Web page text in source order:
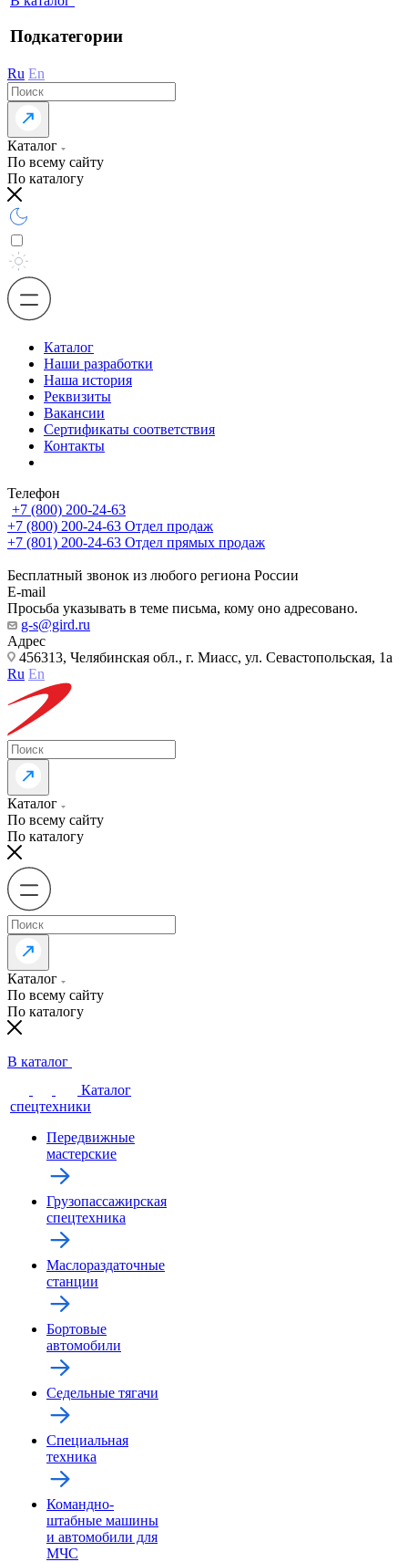
Подкатегории
Ru En
Каталог
По всему сайту
По каталогу
Каталог
Наши разработки
Наша история
Реквизиты
Вакансии
Сертификаты соответствия
Контакты
Телефон
+7 (800) 200-24-63
+7 (800) 200-24-63 Отдел продаж
+7 (801) 200-24-63 Отдел прямых продаж
Бесплатный звонок из любого региона России
E-mail
Просьба указывать в теме письма, кому оно адресовано.
g-s@gird.ru
Адрес
456313, Челябинская обл., г. Миасс, ул. Севастопольская, 1а
Ru En
Каталог
По всему сайту
По каталогу
Каталог
По всему сайту
По каталогу
В каталог
Каталог
спецтехники
Передвижные
мастерские
Грузопассажирская
спецтехника
Маслораздаточные
станции
Бортовые
автомобили
Седельные тягачи
Специальная
техника
Командно-
штабные машины
и автомобили для
МЧС